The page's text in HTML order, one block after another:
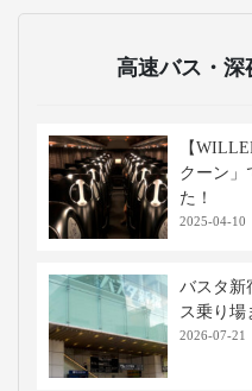
高速バス・深
【
クーン」
た！
2025-04-10
バスタ新
ス乗り場
2026-07-21